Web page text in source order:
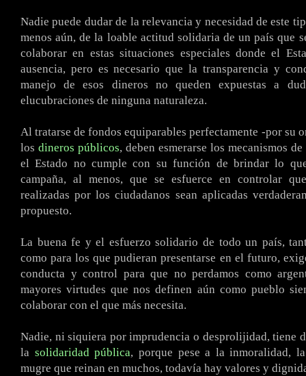
Nadie puede dudar de la relevancia y necesidad de este
menos aún, de la loable actitud solidaria de un país que
colaborar en estas situaciones especiales donde el
ausencia, pero es necesario que la transparencia y
manejo de esos dineros no queden expuestas a
elucubraciones de ninguna naturaleza.
Al tratarse de fondos equiparables perfectamente -por su
los dineros públicos, deben esmerarse los mecanismos
el Estado no cumple con su función de brindar lo
campaña, al menos, que se esfuerce en controlar
realizadas por los ciudadanos sean aplicadas
propuesto.
La buena fe y el esfuerzo solidario de todo un país,
como para los que pudieran presentarse en el futuro,
conducta y control para que no perdamos como
mayores virtudes que nos definen aún como pueblo
colaborar con el que más necesita.
Nadie, ni siquiera por imprudencia o desprolijidad, tiene
la solidaridad pública, porque pese a la inmoralidad,
mugre que reinan en muchos, todavía hay valores y